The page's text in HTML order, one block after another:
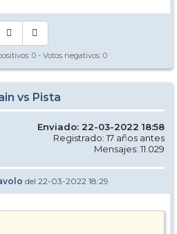
0 - Votos negativos: 0
vs Pista
Enviado: 22-03-2022 18:58
Registrado: 17 años antes
Mensajes: 11.029
del 22-03-2022 18:29